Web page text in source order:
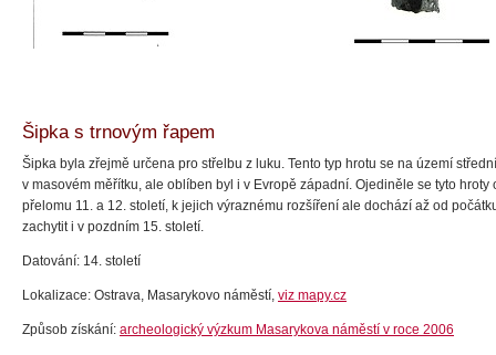
Šipka s trnovým řapem
Šipka byla zřejmě určena pro střelbu z luku. Tento typ hrotu se na území
v masovém měřítku, ale oblíben byl i v Evropě západní. Ojediněle se tyto hroty
přelomu 11. a 12. století, k jejich výraznému rozšíření ale dochází až od
zachytit i v pozdním 15. století.
Datování: 14. století
Lokalizace: Ostrava, Masarykovo náměstí, viz mapy.cz
Způsob získání: archeologický výzkum Masarykova náměstí v roce 2006